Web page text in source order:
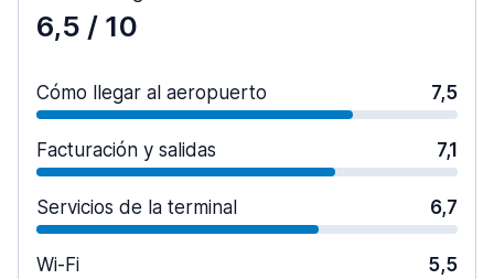
6,5 / 10
Cómo llegar al aeropuerto 7,5
Facturación y salidas 7,1
Servicios de la terminal 6,7
Wi-Fi 5,5